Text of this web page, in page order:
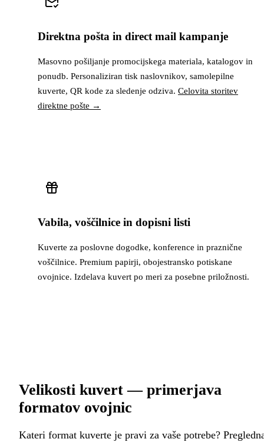
Direktna pošta in direct mail kampanje
Masovno pošiljanje promocijskega materiala, katalogov in
ponudb. Personaliziran tisk naslovnikov, samolepilne
kuverte, QR kode za sledenje odziva. Celovita storitev
direktne pošte →
Vabila, voščilnice in dopisni listi
Kuverte za poslovne dogodke, konference in praznične
voščilnice. Premium papirji, obojestransko potiskane
ovojnice. Izdelava kuvert po meri za posebne priložnosti.
Velikosti kuvert — primerjava
formatov ovojnic
Kateri format kuverte je pravi za vaše potrebe?